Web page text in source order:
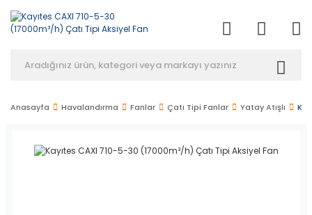
Anasayfa Havalandırma Fanlar Çatı Tipi Fanlar Yatay Atışlı